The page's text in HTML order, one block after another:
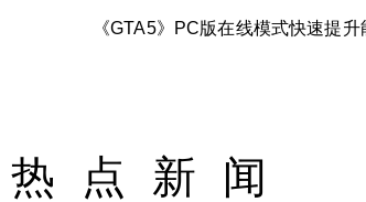
《GTA5》PC版在线模式快速提
点新闻